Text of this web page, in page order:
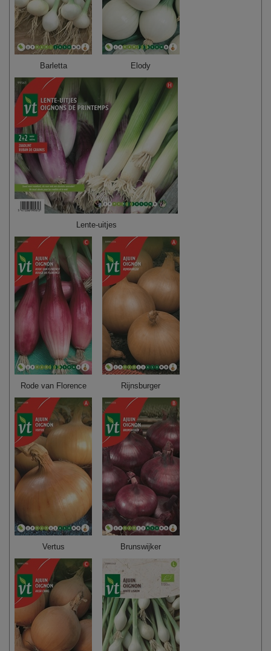
Barletta Elody
Lente-uitjes
Rode van Florence Rijnsburger
Vertus Brunswijker